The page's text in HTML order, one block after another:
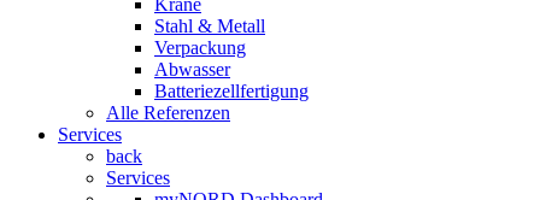
Krane
Stahl & Metall
Verpackung
Abwasser
Batteriezellfertigung
Alle Referenzen
Services
back
Services